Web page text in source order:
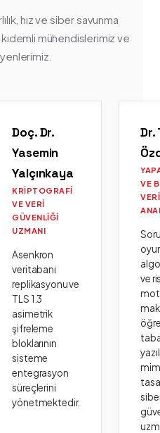
hız ve siber savunma
mühendislerimiz ve
Doç. Dr.
Yasemin
Yalçınkaya
KRIPTOGRAFI
VE VERI
GÜVENLIĞI
UZMANI
Asenkron
veritabanı
replikasyonu ve
TLS 1.3
asimetrik
şifreleme
bloklarının
sisteme
entegrasyon
süreçlerini
yönetmektedir.
Dr.
VE
VERI
ve